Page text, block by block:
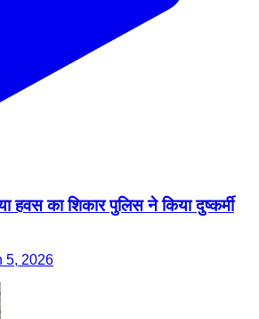
हवस का शिकार पुलिस ने किया दुष्कर्मी
5, 2026